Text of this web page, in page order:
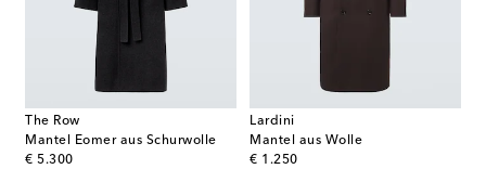
The Row
Mantel Eomer aus Schurwolle
€ 5.300
original price
Lardini
Mantel aus Wolle
€ 1.250
original price